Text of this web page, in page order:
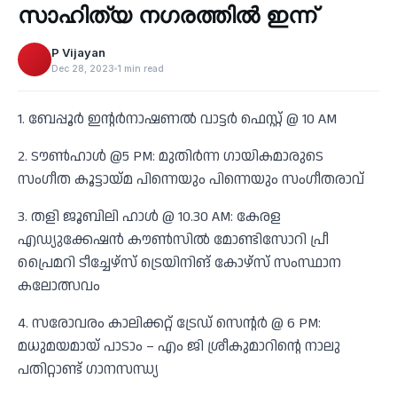
‹
സാഹിത്യ നഗരത്തിൽ ഇന്ന്
P Vijayan
Dec 28, 2023 1 min read
1. ബേപ്പൂർ ഇന്റർനാഷണൽ വാട്ടർ ഫെസ്റ്റ് @ 10 AM
2. ടൗൺഹാൾ @5 PM: മുതിർന്ന ഗായികമാരുടെ
സംഗീത കൂട്ടായ്മ പിന്നെയും പിന്നെയും സംഗീതരാവ്
3. തളി ജൂബിലി ഹാൾ @ 10.30 AM: കേരള
എഡ്യുക്കേഷൻ കൗൺസിൽ മോണ്ടിസോറി പ്രീ
പ്രൈമറി ടീച്ചേഴ്സ് ട്രെയിനിങ് കോഴ്സ് സംസ്ഥാന
കലോത്സവം
4. സരോവരം കാലിക്കറ്റ് ട്രേഡ് സെന്റർ @ 6 PM:
മധുമയമായ് പാടാം – എം ജി ശ്രീകുമാറിന്റെ നാലു
പതിറ്റാണ്ട് ഗാനസന്ധ്യ